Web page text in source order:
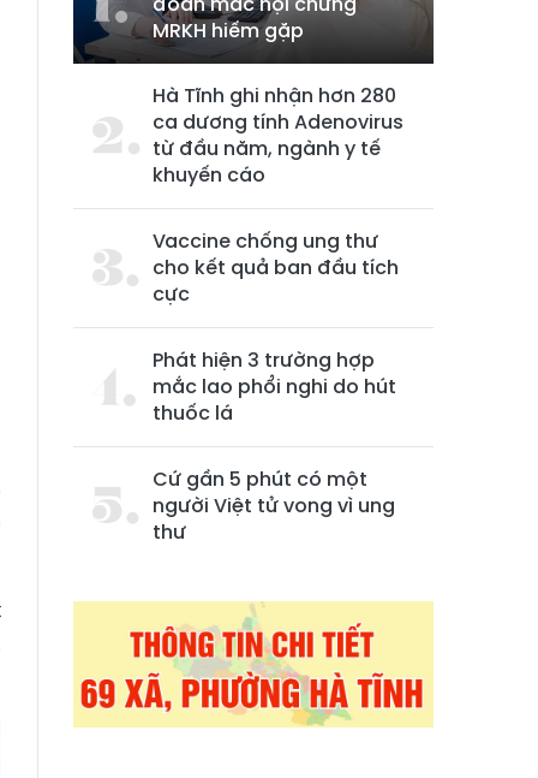
MRKH hiếm gặp
Hà Tĩnh ghi nhận hơn 280
ca dương tính Adenovirus
từ đầu năm, ngành y tế
khuyến cáo
Vaccine chống ung thư
cho kết quả ban đầu tích
cực
Phát hiện 3 trường hợp
mắc lao phổi nghi do hút
thuốc lá
Cứ gần 5 phút có một
người Việt tử vong vì ung
thư